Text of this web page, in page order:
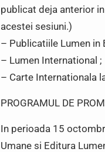
publicat deja anterior
acestei sesiuni.)
– Publicatiile Lumen in
– Lumen International ;
– Carte Internationala
PROGRAMUL DE
In perioada 15
Umane si Editura